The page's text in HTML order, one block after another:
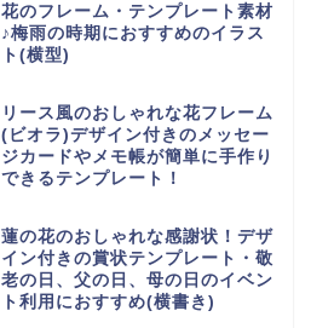
花のフレーム・テンプレート素材
♪梅雨の時期におすすめのイラス
ト(横型)
リース風のおしゃれな花フレーム
(ビオラ)デザイン付きのメッセー
ジカードやメモ帳が簡単に手作り
できるテンプレート！
蓮の花のおしゃれな感謝状！デザ
イン付きの賞状テンプレート・敬
老の日、父の日、母の日のイベン
ト利用におすすめ(横書き)